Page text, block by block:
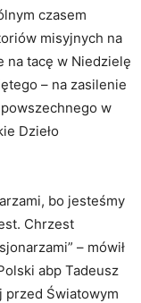
czasem
misyjnych na
na tacę w Niedzielę
– na zasilenie
w
Dzieło
bo jesteśmy
Chrzest
– mówił
abp Tadeusz
przed Światowym